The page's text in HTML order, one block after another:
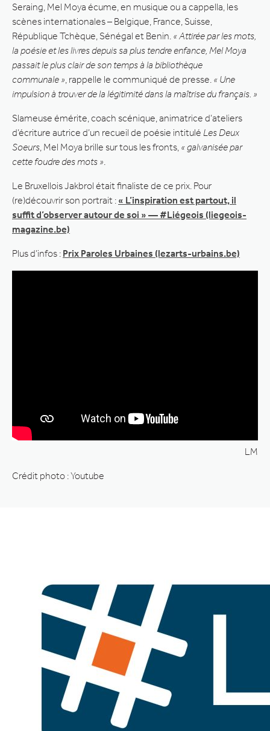
Seraing, Mel Moya écume, en musique ou a cappella, les
scènes internationales – Belgique, France, Suisse,
République Tchèque, Sénégal et Benin. « Attirée par les mots,
la poésie et les livres depuis sa plus tendre enfance, Mel Moya
passait le plus clair de son temps à la bibliothèque
communale » , rappelle le communiqué de presse. « Une
impulsion à trouver de la légitimité dans la maîtrise du français. »
Slameuse émérite, coach scénique, animatrice d’ateliers
d’écriture autrice d’un recueil de poésie intitulé Les Deux
Soeurs , Mel Moya brille sur tous les fronts, « galvanisée par
cette foudre des mots »
Le Bruxellois Jakbrol était finaliste de ce prix. Pour
(re)découvrir son portrait : « L’inspiration est partout, il
suffit d’observer autour de soi » — #Liégeois (liegeois-
magazine.be)
Plus d’infos : Prix Paroles Urbaines (lezarts-urbains.be)
LM
Crédit photo : Youtube